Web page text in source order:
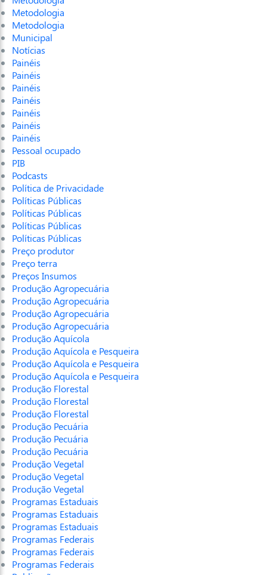
Metodologia
Metodologia
Municipal
Notícias
Painéis
Painéis
Painéis
Painéis
Painéis
Painéis
Painéis
Pessoal ocupado
PIB
Podcasts
Política de Privacidade
Políticas Públicas
Políticas Públicas
Políticas Públicas
Políticas Públicas
Preço produtor
Preço terra
Preços Insumos
Produção Agropecuária
Produção Agropecuária
Produção Agropecuária
Produção Agropecuária
Produção Aquícola
Produção Aquícola e Pesqueira
Produção Aquícola e Pesqueira
Produção Aquícola e Pesqueira
Produção Florestal
Produção Florestal
Produção Florestal
Produção Pecuária
Produção Pecuária
Produção Pecuária
Produção Vegetal
Produção Vegetal
Produção Vegetal
Programas Estaduais
Programas Estaduais
Programas Estaduais
Programas Federais
Programas Federais
Programas Federais